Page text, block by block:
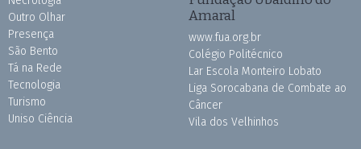
Outro Olhar
Presença
São Bento
Tá na Rede
Tecnologia
Turismo
Uniso Ciência
Amaral
www.fua.org.br
Colégio Politécnico
Lar Escola Monteiro Lobato
Liga Sorocabana de Combate ao
Câncer
Vila dos Velhinhos